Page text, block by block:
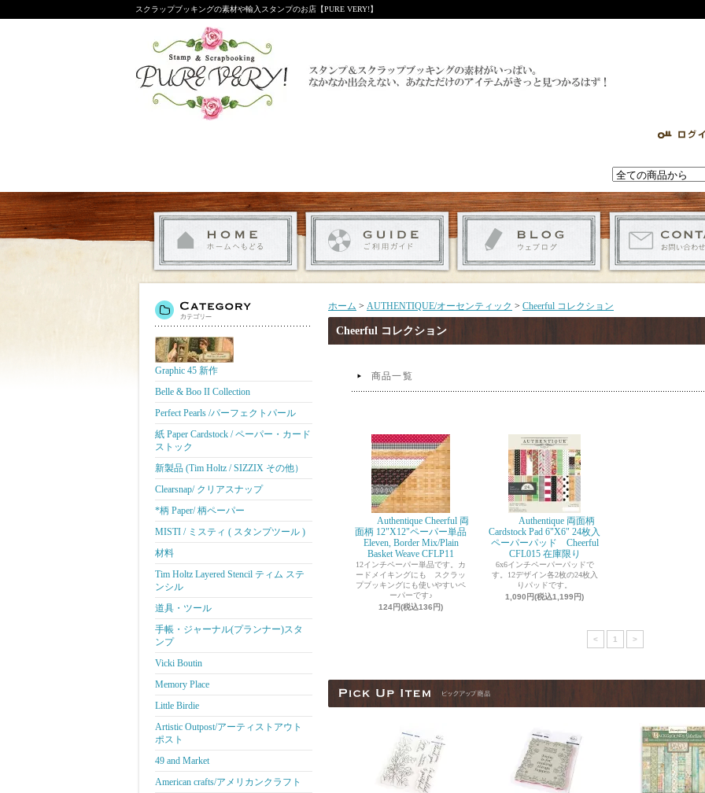
スクラップブッキングの素材や輸入スタンプのお店【PURE VERY!】
Graphic 45 新作
Belle & Boo II Collection
Perfect Pearls /パーフェクトパール
紙 Paper Cardstock / ペーパー・カード
ストック
新製品 (Tim Holtz / SIZZIX その他）
Clearsnap/ クリアスナップ
*柄 Paper/ 柄ペーパー
MISTI / ミスティ ( スタンプツール )
材料
Tim Holtz Layered Stencil ティム ステ
ンシル
道具・ツール
手帳・ジャーナル(プランナー)スタ
ンプ
Vicki Boutin
Memory Place
Little Birdie
Artistic Outpost/アーティストアウト
ポスト
49 and Market
American crafts/アメリカンクラフト
ホーム > AUTHENTIQUE/オーセンティック > Cheerful コレクション
Cheerful コレクション
商品一覧
Authentique Cheerful 両
面柄 12"X12"ペーパー単品
Eleven, Border Mix/Plain
Basket Weave CFLP11
12インチペーパー単品です。カ
ードメイキングにも スクラッ
プブッキングにも使いやすいペ
ーパーです♪
124円(税込136円)
Authentique 両面柄
Cardstock Pad 6"X6" 24枚入
ペーパーパッド Cheerful
CFL015 在庫限り
6x6インチペーパーパッドで
す。12デザイン各2枚の24枚入
りパッドです。
1,090円(税込1,199円)
< 1 >